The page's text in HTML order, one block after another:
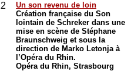
Un son revenu de loin
Création française du Son
lointain de Schreker dans une
mise en scène de Stéphane
Braunschweig et sous la
direction de Marko Letonja à
l’Opéra du Rhin.
Opéra du Rhin, Strasbourg